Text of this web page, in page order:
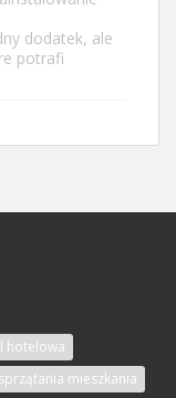
dodatek, ale
potrafi
hotelowa
mieszkania